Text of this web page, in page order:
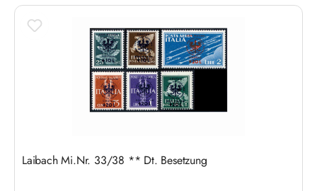
Laibach Mi.Nr. 33/38 ** Dt. Besetzung